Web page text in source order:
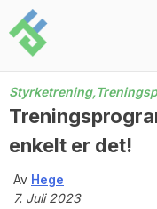
Skip
to
content
Styrketrening,
enkelt er det!
Av Hege
7. Juli 2023